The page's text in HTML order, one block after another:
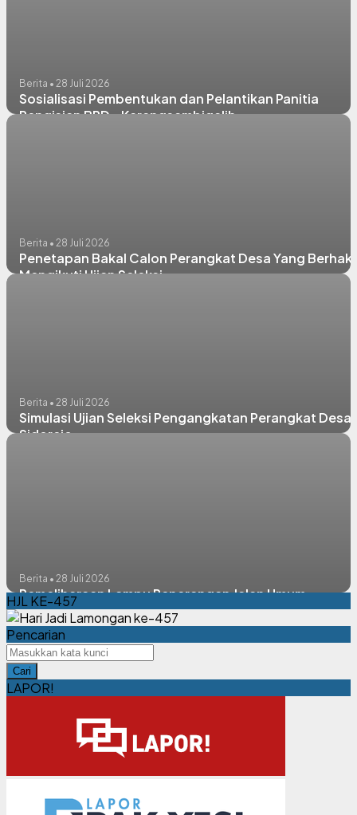
Berita • 28 Juli 2026
Sosialisasi Pembentukan dan Pelantikan Panitia
Pengisian BPD - Karangsambigalih
Berita • 28 Juli 2026
Penetapan Bakal Calon Perangkat Desa Yang Berhak
Mengikuti Ujian Seleksi
Berita • 28 Juli 2026
Simulasi Ujian Seleksi Pengangkatan Perangkat Desa
Sidorejo
Berita • 28 Juli 2026
Pemeliharaan Lampu Penerangan Jalan Umum
HJL KE-457
Pencarian
Cari
LAPOR!